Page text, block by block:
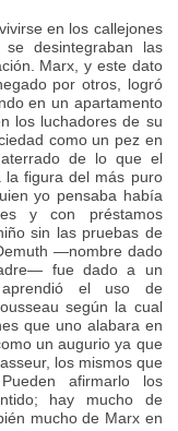
en los callejones
desintegraban las
Marx, y este dato
por otros, logró
en un apartamento
los luchadores de su
como un pez en
de lo que el
la figura del más puro
yo pensaba había
y con préstamos
sin las pruebas de
—nombre dado
fue dado a un
el uso de
según la cual
que uno alabara en
un augurio ya que
los mismos que
afirmarlo los
hay mucho de
mucho de Marx en